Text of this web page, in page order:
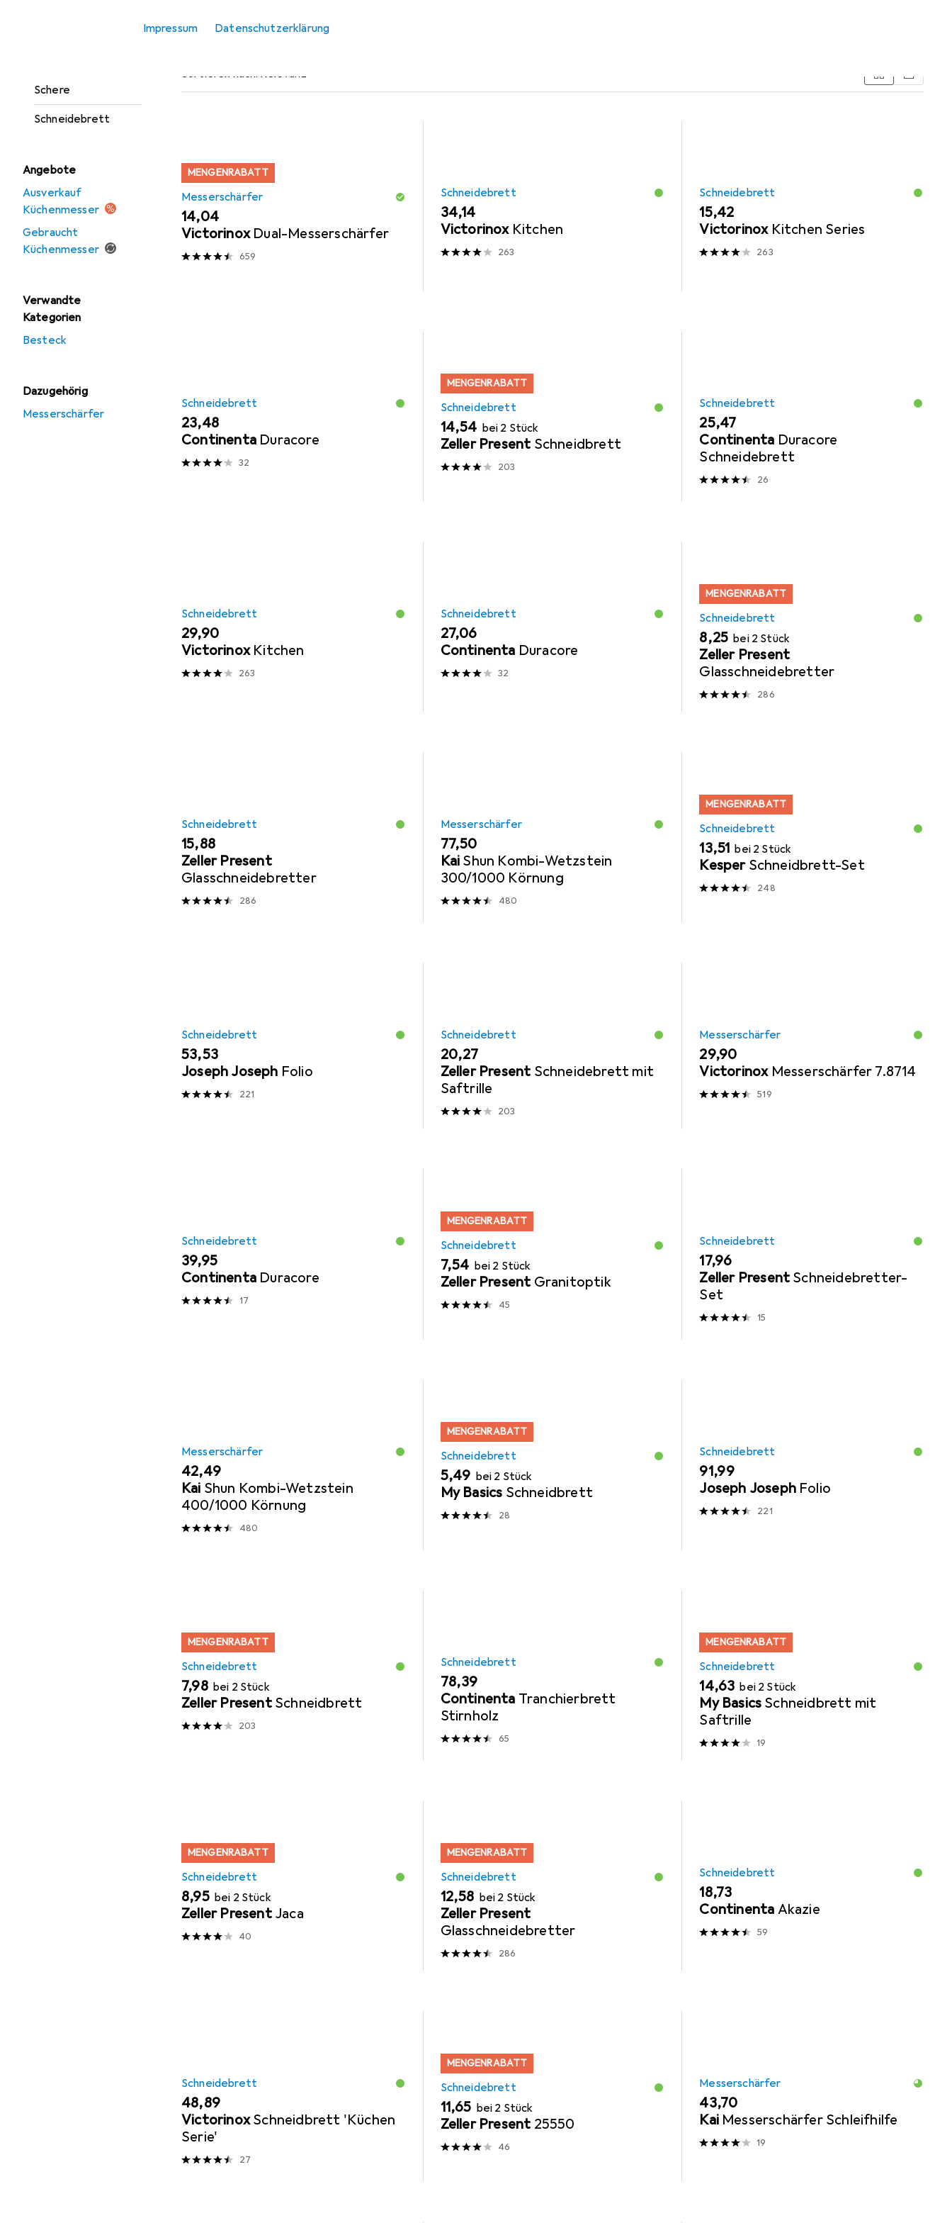
Impressum Datenschutzerklärung
Schere
Schneidebrett
Angebote
Ausverkauf
Küchenmesser
Gebraucht
Küchenmesser
Verwandte
Kategorien
Besteck
Dazugehörig
Messerschärfer
Beliebt Messerschärfer
Sortieren nach: Relevanz
MENGENRABATT
Messerschärfer
EUR
14,04
Victorinox Dual-Messerschärfer
659
Schneidebrett
EUR
34,14
Victorinox Kitchen
263
Schneidebrett
EUR
15,42
Victorinox Kitchen Series
263
Schneidebrett
EUR
23,48
Continenta Duracore
32
MENGENRABATT
Schneidebrett
EUR
14,54 bei 2 Stück
Zeller Present Schneidbrett
203
Schneidebrett
EUR
25,47
Continenta Duracore
Schneidebrett
26
Schneidebrett
EUR
29,90
Victorinox Kitchen
263
Schneidebrett
EUR
27,06
Continenta Duracore
32
MENGENRABATT
Schneidebrett
EUR
8,25 bei 2 Stück
Zeller Present
Glasschneidebretter
286
Schneidebrett
EUR
15,88
Zeller Present
Glasschneidebretter
286
Messerschärfer
EUR
77,50
Kai Shun Kombi-Wetzstein
300/1000 Körnung
480
MENGENRABATT
Schneidebrett
EUR
13,51 bei 2 Stück
Kesper Schneidbrett-Set
248
Schneidebrett
EUR
53,53
Joseph Joseph Folio
221
Schneidebrett
EUR
20,27
Zeller Present Schneidebrett mit
Saftrille
203
Messerschärfer
EUR
29,90
Victorinox Messerschärfer 7.8714
519
Schneidebrett
EUR
39,95
Continenta Duracore
17
MENGENRABATT
Schneidebrett
EUR
7,54 bei 2 Stück
Zeller Present Granitoptik
45
Schneidebrett
EUR
17,96
Zeller PresentSchneidebretter-
Set
15
Messerschärfer
EUR
42,49
Kai Shun Kombi-Wetzstein
400/1000 Körnung
480
MENGENRABATT
Schneidebrett
EUR
5,49 bei 2 Stück
My Basics Schneidbrett
28
Schneidebrett
EUR
91,99
Joseph Joseph Folio
221
MENGENRABATT
Schneidebrett
EUR
7,98 bei 2 Stück
Zeller Present Schneidbrett
203
Schneidebrett
EUR
78,39
Continenta Tranchierbrett
Stirnholz
65
MENGENRABATT
Schneidebrett
EUR
14,63 bei 2 Stück
My Basics Schneidbrett mit
Saftrille
19
MENGENRABATT
Schneidebrett
EUR
8,95 bei 2 Stück
Zeller Present Jaca
40
MENGENRABATT
Schneidebrett
EUR
12,58 bei 2 Stück
Zeller Present
Glasschneidebretter
286
Schneidebrett
EUR
18,73
Continenta Akazie
59
Schneidebrett
EUR
48,89
Victorinox Schneidbrett 'Küchen
Serie'
27
MENGENRABATT
Schneidebrett
EUR
11,65 bei 2 Stück
Zeller Present 25550
46
Messerschärfer
EUR
43,70
Kai Messerschärfer Schleifhilfe
19